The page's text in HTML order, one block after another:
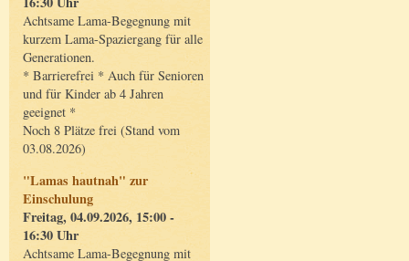
Achtsame Lama-Begegnung mit
kurzem Lama-Spaziergang für alle
Generationen.
* Barrierefrei * Auch für Senioren
und für Kinder ab 4 Jahren
geeignet *
Noch 8 Plätze frei (Stand vom
03.08.2026)
"Lamas hautnah" zur
Einschulung
Freitag, 04.09.2026, 15:00 -
16:30 Uhr
Achtsame Lama-Begegnung mit